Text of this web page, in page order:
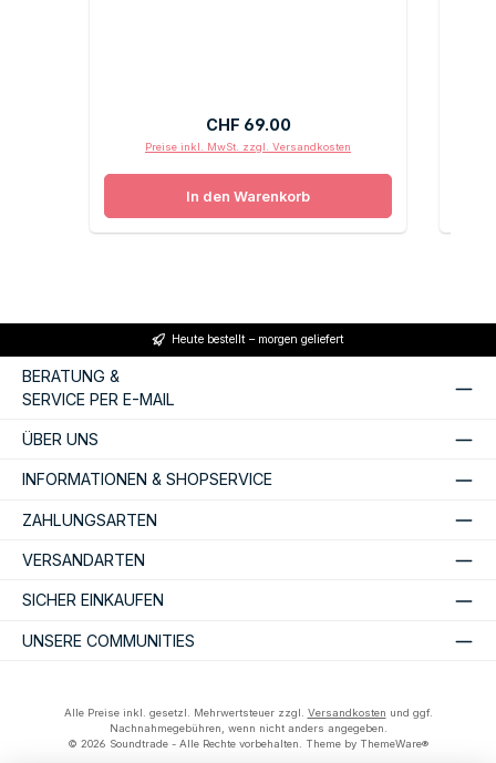
Regulärer Preis:
CHF 69.00
Preise inkl. MwSt. zzgl. Versandkosten
In den Warenkorb
Heute bestellt – morgen geliefert
BERATUNG &
SERVICE PER E-MAIL
ÜBER UNS
INFORMATIONEN & SHOPSERVICE
ZAHLUNGSARTEN
VERSANDARTEN
SICHER EINKAUFEN
UNSERE COMMUNITIES
Alle Preise inkl. gesetzl. Mehrwertsteuer zzgl. Versandkosten und ggf.
Nachnahmegebühren, wenn nicht anders angegeben.
© 2026 Soundtrade - Alle Rechte vorbehalten. Theme by ThemeWare®